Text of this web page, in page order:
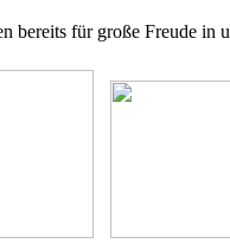
für große Freude in